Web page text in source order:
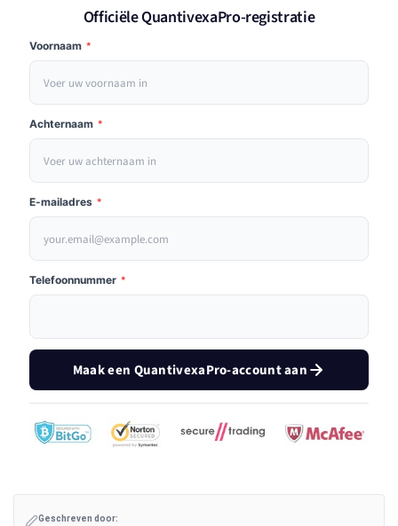
Officiële QuantivexaPro-registratie
Voornaam *
Achternaam *
E-mailadres *
Telefoonnummer *
Maak een QuantivexaPro-account aan
Geschreven door: